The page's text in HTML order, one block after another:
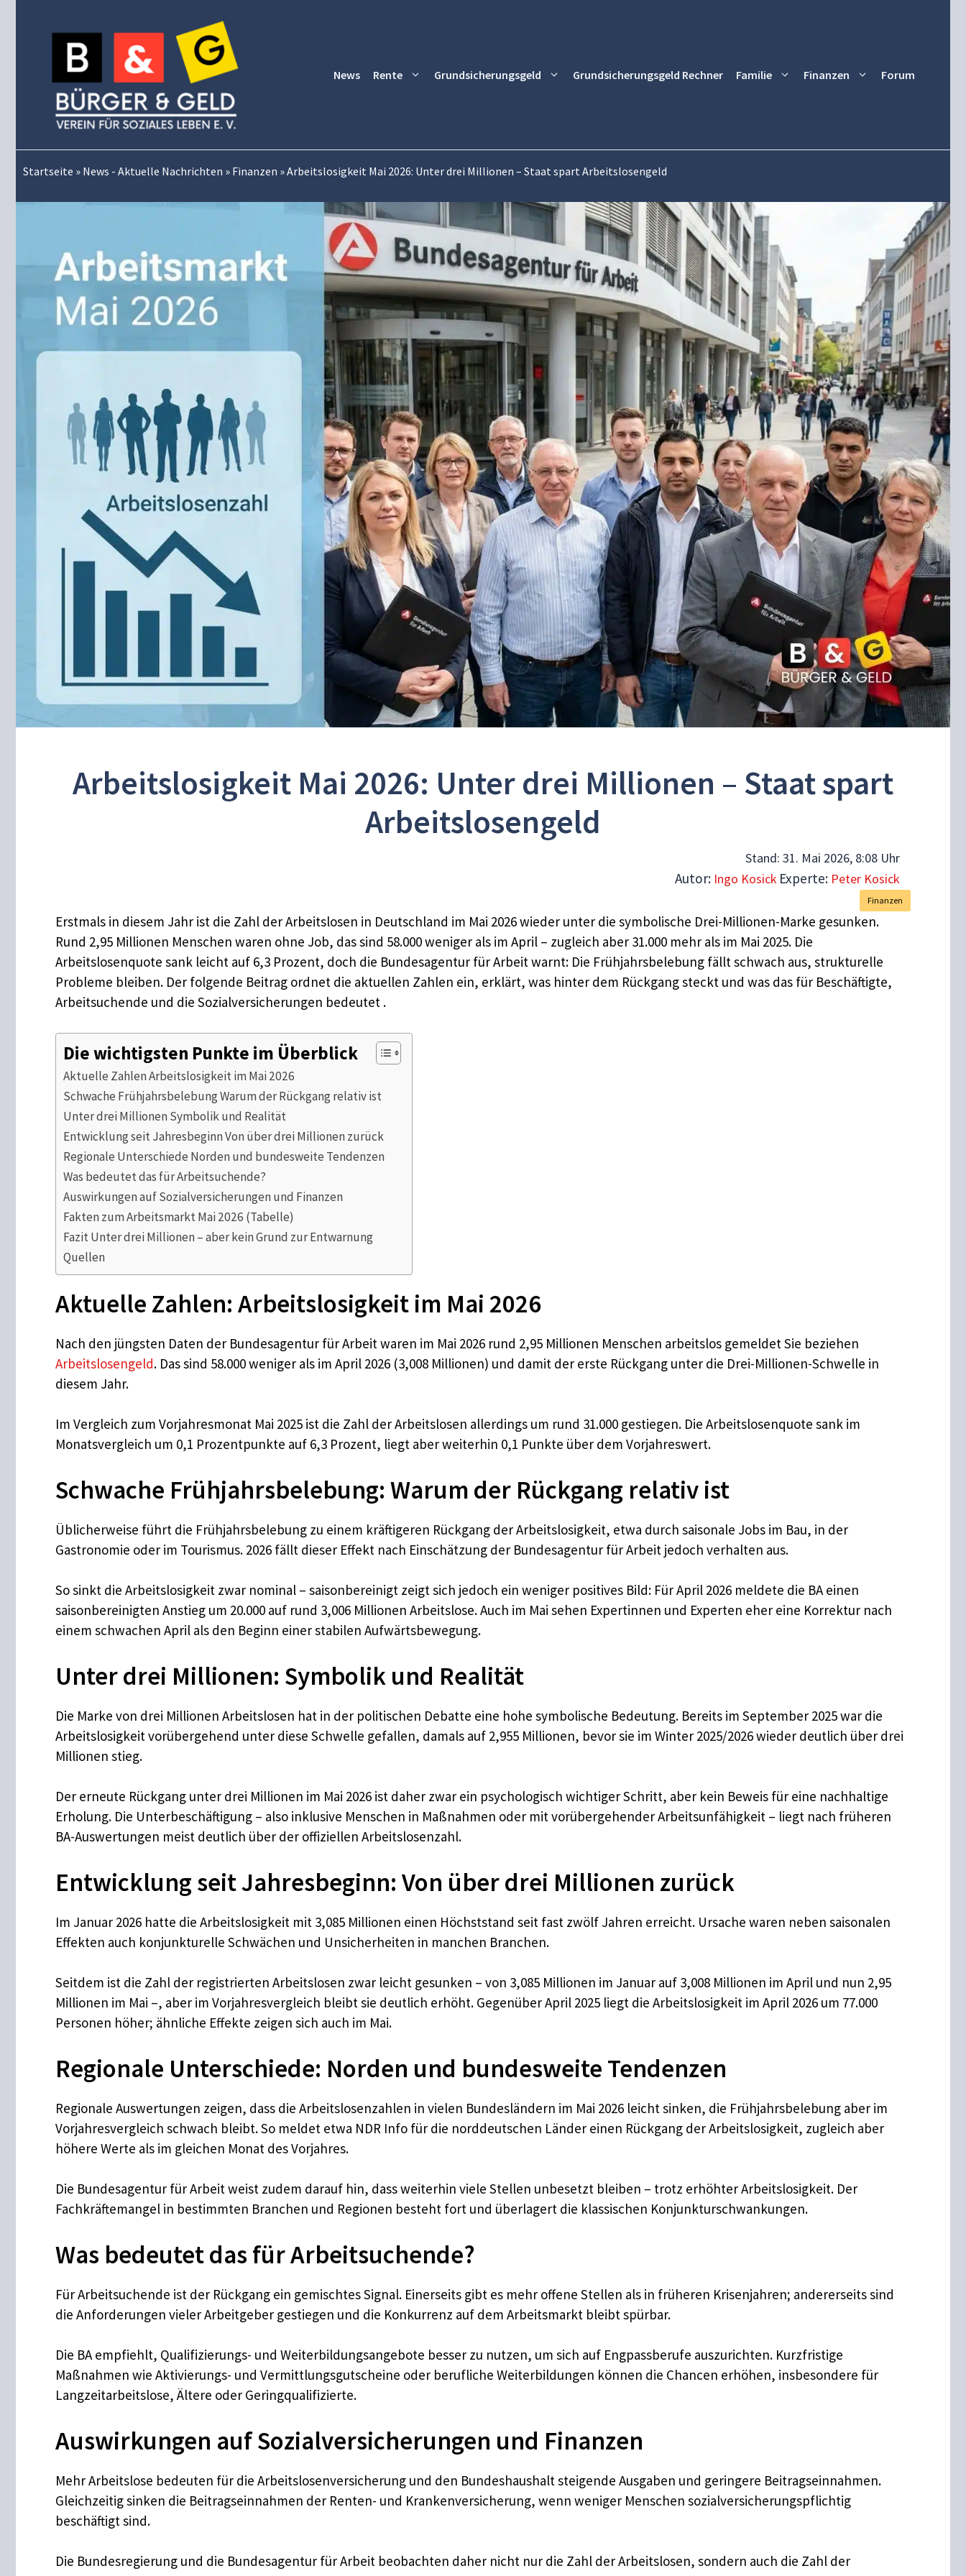
News Rente Grundsicherungsgeld Grundsicherungsgeld Rechner Familie Finanzen Forum
Startseite » News - Aktuelle Nachrichten » Finanzen »Arbeitslosigkeit Mai 2026: Unter drei Millionen – Staat spart Arbeitslosengeld
Arbeitslosigkeit Mai 2026: Unter drei Millionen – Staat spart
Arbeitslosengeld
Stand: 31. Mai 2026, 8:08 Uhr
Autor: Ingo Kosick Experte: Peter Kosick
Finanzen
Erstmals in diesem Jahr ist die Zahl der Arbeitslosen in Deutschland im Mai 2026 wieder unter die symbolische Drei-Millionen-Marke gesunken.
Rund 2,95 Millionen Menschen waren ohne Job, das sind 58.000 weniger als im April – zugleich aber 31.000 mehr als im Mai 2025. Die
Arbeitslosenquote sank leicht auf 6,3 Prozent, doch die Bundesagentur für Arbeit warnt: Die Frühjahrsbelebung fällt schwach aus, strukturelle
Probleme bleiben. Der folgende Beitrag ordnet die aktuellen Zahlen ein, erklärt, was hinter dem Rückgang steckt und was das für Beschäftigte,
Arbeitsuchende und die Sozialversicherungen bedeutet .
Die wichtigsten Punkte im Überblick
Aktuelle Zahlen Arbeitslosigkeit im Mai 2026
Schwache Frühjahrsbelebung Warum der Rückgang relativ ist
Unter drei Millionen Symbolik und Realität
Entwicklung seit Jahresbeginn Von über drei Millionen zurück
Regionale Unterschiede Norden und bundesweite Tendenzen
Was bedeutet das für Arbeitsuchende?
Auswirkungen auf Sozialversicherungen und Finanzen
Fakten zum Arbeitsmarkt Mai 2026 (Tabelle)
Fazit Unter drei Millionen – aber kein Grund zur Entwarnung
Quellen
Aktuelle Zahlen: Arbeitslosigkeit im Mai 2026
Nach den jüngsten Daten der Bundesagentur für Arbeit waren im Mai 2026 rund 2,95 Millionen Menschen arbeitslos gemeldet Sie beziehen
Arbeitslosengeld. Das sind 58.000 weniger als im April 2026 (3,008 Millionen) und damit der erste Rückgang unter die Drei-Millionen-Schwelle in
diesem Jahr.
Im Vergleich zum Vorjahresmonat Mai 2025 ist die Zahl der Arbeitslosen allerdings um rund 31.000 gestiegen. Die Arbeitslosenquote sank im
Monatsvergleich um 0,1 Prozentpunkte auf 6,3 Prozent, liegt aber weiterhin 0,1 Punkte über dem Vorjahreswert.
Schwache Frühjahrsbelebung: Warum der Rückgang relativ ist
Üblicherweise führt die Frühjahrsbelebung zu einem kräftigeren Rückgang der Arbeitslosigkeit, etwa durch saisonale Jobs im Bau, in der
Gastronomie oder im Tourismus. 2026 fällt dieser Effekt nach Einschätzung der Bundesagentur für Arbeit jedoch verhalten aus.
So sinkt die Arbeitslosigkeit zwar nominal – saisonbereinigt zeigt sich jedoch ein weniger positives Bild: Für April 2026 meldete die BA einen
saisonbereinigten Anstieg um 20.000 auf rund 3,006 Millionen Arbeitslose. Auch im Mai sehen Expertinnen und Experten eher eine Korrektur nach
einem schwachen April als den Beginn einer stabilen Aufwärtsbewegung.
Unter drei Millionen: Symbolik und Realität
Die Marke von drei Millionen Arbeitslosen hat in der politischen Debatte eine hohe symbolische Bedeutung. Bereits im September 2025 war die
Arbeitslosigkeit vorübergehend unter diese Schwelle gefallen, damals auf 2,955 Millionen, bevor sie im Winter 2025/2026 wieder deutlich über drei
Millionen stieg.
Der erneute Rückgang unter drei Millionen im Mai 2026 ist daher zwar ein psychologisch wichtiger Schritt, aber kein Beweis für eine nachhaltige
Erholung. Die Unterbeschäftigung – also inklusive Menschen in Maßnahmen oder mit vorübergehender Arbeitsunfähigkeit – liegt nach früheren
BA-Auswertungen meist deutlich über der offiziellen Arbeitslosenzahl.
Entwicklung seit Jahresbeginn: Von über drei Millionen zurück
Im Januar 2026 hatte die Arbeitslosigkeit mit 3,085 Millionen einen Höchststand seit fast zwölf Jahren erreicht. Ursache waren neben saisonalen
Effekten auch konjunkturelle Schwächen und Unsicherheiten in manchen Branchen.
Seitdem ist die Zahl der registrierten Arbeitslosen zwar leicht gesunken – von 3,085 Millionen im Januar auf 3,008 Millionen im April und nun 2,95
Millionen im Mai –, aber im Vorjahresvergleich bleibt sie deutlich erhöht. Gegenüber April 2025 liegt die Arbeitslosigkeit im April 2026 um 77.000
Personen höher; ähnliche Effekte zeigen sich auch im Mai.
Regionale Unterschiede: Norden und bundesweite Tendenzen
Regionale Auswertungen zeigen, dass die Arbeitslosenzahlen in vielen Bundesländern im Mai 2026 leicht sinken, die Frühjahrsbelebung aber im
Vorjahresvergleich schwach bleibt. So meldet etwa NDR Info für die norddeutschen Länder einen Rückgang der Arbeitslosigkeit, zugleich aber
höhere Werte als im gleichen Monat des Vorjahres.
Die Bundesagentur für Arbeit weist zudem darauf hin, dass weiterhin viele Stellen unbesetzt bleiben – trotz erhöhter Arbeitslosigkeit. Der
Fachkräftemangel in bestimmten Branchen und Regionen besteht fort und überlagert die klassischen Konjunkturschwankungen.
Was bedeutet das für Arbeitsuchende?
Für Arbeitsuchende ist der Rückgang ein gemischtes Signal. Einerseits gibt es mehr offene Stellen als in früheren Krisenjahren; andererseits sind
die Anforderungen vieler Arbeitgeber gestiegen und die Konkurrenz auf dem Arbeitsmarkt bleibt spürbar.
Die BA empfiehlt, Qualifizierungs- und Weiterbildungsangebote besser zu nutzen, um sich auf Engpassberufe auszurichten. Kurzfristige
Maßnahmen wie Aktivierungs- und Vermittlungsgutscheine oder berufliche Weiterbildungen können die Chancen erhöhen, insbesondere für
Langzeitarbeitslose, Ältere oder Geringqualifizierte.
Auswirkungen auf Sozialversicherungen und Finanzen
Mehr Arbeitslose bedeuten für die Arbeitslosenversicherung und den Bundeshaushalt steigende Ausgaben und geringere Beitragseinnahmen.
Gleichzeitig sinken die Beitragseinnahmen der Renten- und Krankenversicherung, wenn weniger Menschen sozialversicherungspflichtig
beschäftigt sind.
Die Bundesregierung und die Bundesagentur für Arbeit beobachten daher nicht nur die Zahl der Arbeitslosen, sondern auch die Zahl der